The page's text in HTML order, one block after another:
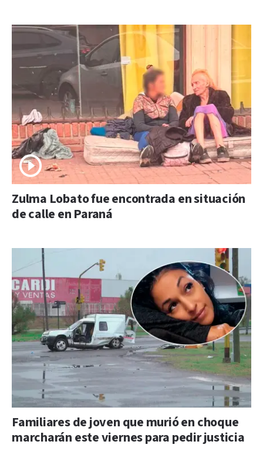
Zulma Lobato fue encontrada en situación
de calle en Paraná
Familiares de joven que murió en choque
marcharán este viernes para pedir justicia